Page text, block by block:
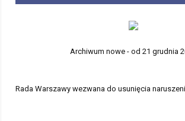
Archiwum nowe - od 21 grudnia
Rada Warszawy wezwana do usunięcia